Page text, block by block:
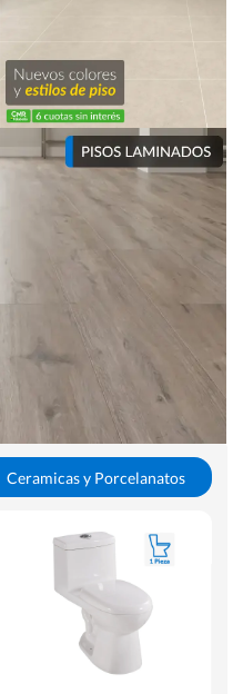
Ceramicas y Porcelanatos
Pisos Flotantes y Laminados